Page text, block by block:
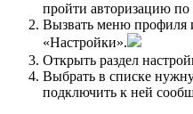
пройти авторизацию
Вызвать меню профиля
«Настройки».
Открыть раздел
Выбрать в списке
подключить к ней